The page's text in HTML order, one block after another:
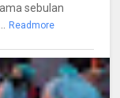
sebulan
Readmore